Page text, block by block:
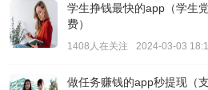
学生挣钱最快的app（学生
费）
1408人在关注 2024-03-03
做任务赚钱的app秒提现（